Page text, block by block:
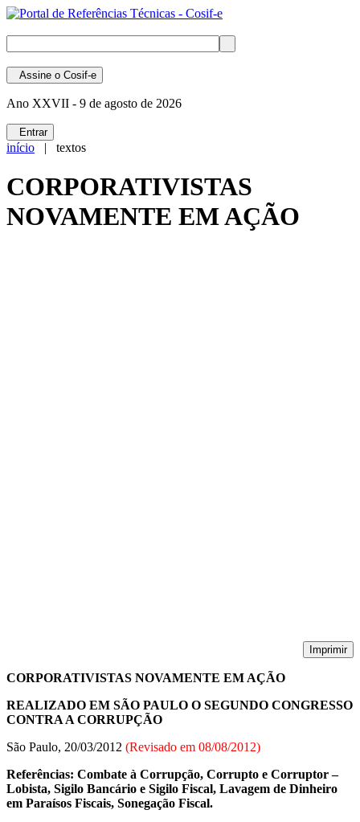
Assine o Cosif-e
Ano XXVII - 9 de agosto de 2026
Entrar
início | textos
CORPORATIVISTAS
NOVAMENTE EM AÇÃO
Imprimir
CORPORATIVISTAS NOVAMENTE EM AÇÃO
REALIZADO EM SÃO PAULO O SEGUNDO CONGRESSO
CONTRA A CORRUPÇÃO
São Paulo, 20/03/2012 (Revisado em 08/08/2012)
Referências: Combate à Corrupção, Corrupto e Corruptor –
Lobista, Sigilo Bancário e Sigilo Fiscal, Lavagem de Dinheiro
em Paraísos Fiscais, Sonegação Fiscal.